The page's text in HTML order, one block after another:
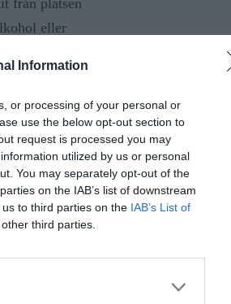
Information
or processing of your personal or
use the below opt-out section to
request is processed you may
utilized by us or personal
You may separately opt-out of the
on the IAB’s list of downstream
to third parties on the IAB’s List of
third parties.
eller